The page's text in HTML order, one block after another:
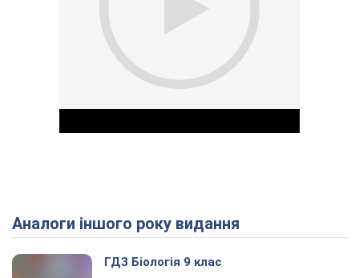
Play Video
Аналоги іншого року видання
ГДЗ Біологія 9 клас